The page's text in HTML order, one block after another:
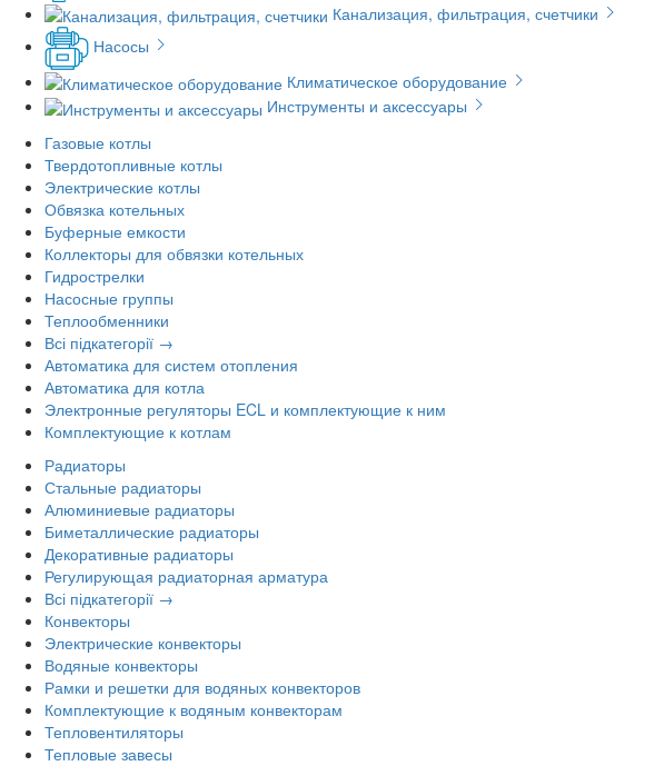
Канализация, фильтрация, счетчики
Насосы
Климатическое оборудование
Инструменты и аксессуары
Газовые котлы
Твердотопливные котлы
Электрические котлы
Обвязка котельных
Буферные емкости
Коллекторы для обвязки котельных
Гидрострелки
Насосные группы
Теплообменники
Всі підкатегорії →
Автоматика для систем отопления
Автоматика для котла
Электронные регуляторы ECL и комплектующие к ним
Комплектующие к котлам
Радиаторы
Стальные радиаторы
Алюминиевые радиаторы
Биметаллические радиаторы
Декоративные радиаторы
Регулирующая радиаторная арматура
Всі підкатегорії →
Конвекторы
Электрические конвекторы
Водяные конвекторы
Рамки и решетки для водяных конвекторов
Комплектующие к водяным конвекторам
Тепловентиляторы
Тепловые завесы